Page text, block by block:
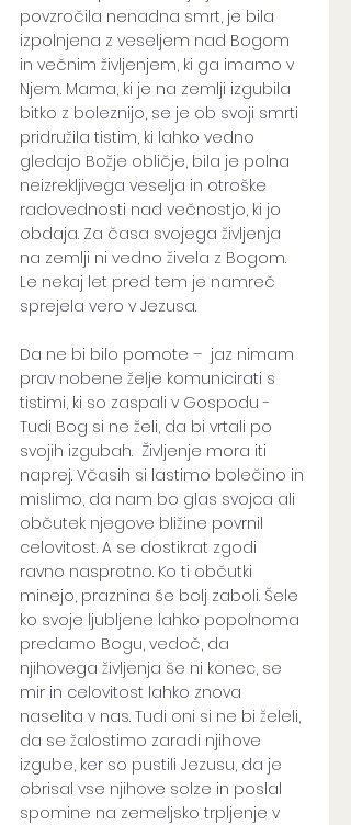
povzročila nenadna smrt, je bila
izpolnjena z veseljem nad Bogom
in večnim življenjem, ki ga imamo v
Njem. Mama, ki je na zemlji izgubila
bitko z boleznijo, se je ob svoji smrti
pridružila tistim, ki lahko vedno
gledajo Božje obličje, bila je polna
neizrekljivega veselja in otroške
radovednosti nad večnostjo, ki jo
obdaja. Za časa svojega življenja
na zemlji ni vedno živela z Bogom.
Le nekaj let pred tem je namreč
sprejela vero v Jezusa.
Da ne bi bilo pomote –  jaz nimam
prav nobene želje komunicirati s
tistimi, ki so zaspali v Gospodu -
Tudi Bog si ne želi, da bi vrtali po
svojih izgubah.  Življenje mora iti
naprej. Včasih si lastimo bolečino in
mislimo, da nam bo glas svojca ali
občutek njegove bližine povrnil
celovitost. A se dostikrat zgodi
ravno nasprotno. Ko ti občutki
minejo, praznina še bolj zaboli. Šele
ko svoje ljubljene lahko popolnoma
predamo Bogu, vedoč, da
njihovega življenja še ni konec, se
mir in celovitost lahko znova
naselita v nas. Tudi oni si ne bi želeli,
da se žalostimo zaradi njihove
izgube, ker so pustili Jezusu, da je
obrisal vse njihove solze in poslal
spomine na zemeljsko trpljenje v